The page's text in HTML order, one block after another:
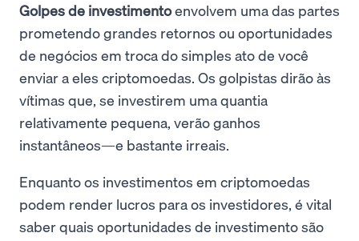
Golpes de investimentoenvolvem uma das partes
prometendo grandes retornos ou oportunidades
de negócios em troca do simples ato de você
enviar a eles criptomoedas. Os golpistas dirão às
vítimas que, se investirem uma quantia
relativamente pequena, verão ganhos
instantâneos—e bastante irreais.
Enquanto os investimentos em criptomoedas
podem render lucros para os investidores, é vital
saber quais oportunidades de investimento são